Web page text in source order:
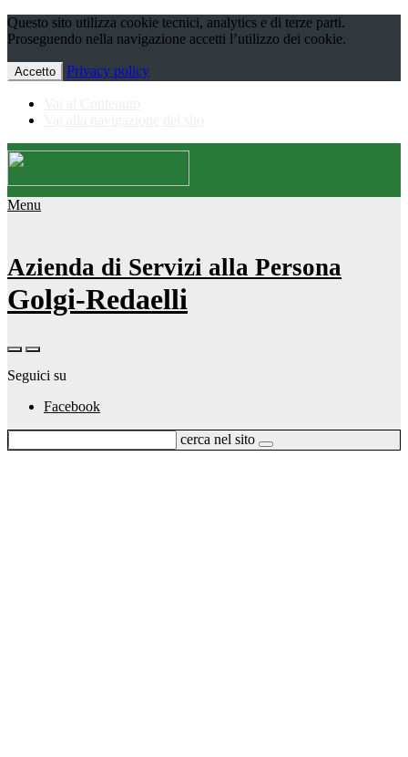
Questo sito utilizza cookie tecnici, analytics e di terze parti.
Proseguendo nella navigazione accetti l’utilizzo dei cookie.
Accetto Privacy policy
Menu
Azienda di Servizi alla Persona
Golgi-Redaelli
Seguici su
Facebook
cerca nel sito